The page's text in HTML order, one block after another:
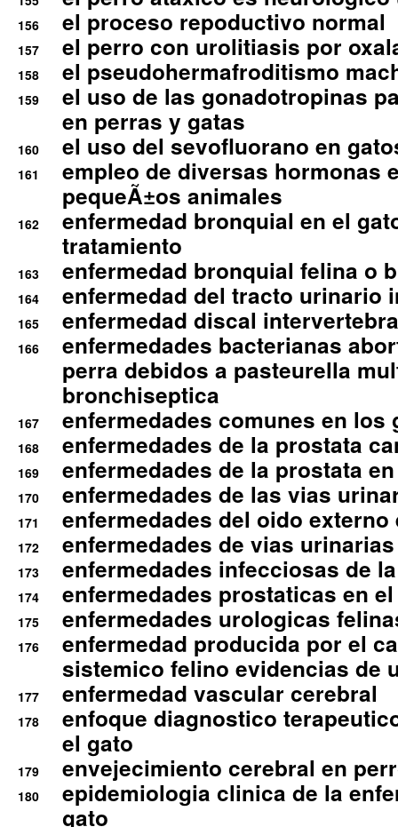
156 el proceso repoductivo normal
157 el perro con urolitiasis por
158 el pseudohermafroditismo
159
el uso de las gonadotropinas
en perras y gatas
160 el uso del sevofluorano en
161
empleo de diversas hormonas
pequeÃ±os animales
162
enfermedad bronquial en el
tratamiento
163 enfermedad bronquial felina o
164 enfermedad del tracto urinario
165 enfermedad discal
166
enfermedades bacterianas
perra debidos a pasteurella
bronchiseptica
167 enfermedades comunes en los
168 enfermedades de la prostata
169 enfermedades de la prostata
170 enfermedades de las vias
171 enfermedades del oido
172 enfermedades de vias
173 enfermedades infecciosas de
174 enfermedades prostaticas en
175 enfermedades urologicas
176
enfermedad producida por el
sistemico felino evidencias de
177 enfermedad vascular cerebral
178
enfoque diagnostico
el gato
179 envejecimiento cerebral en
180
epidemiologia clinica de la
gato